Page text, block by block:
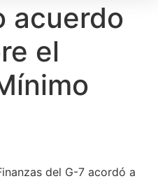
acuerdo
el
del G-7 acordó a